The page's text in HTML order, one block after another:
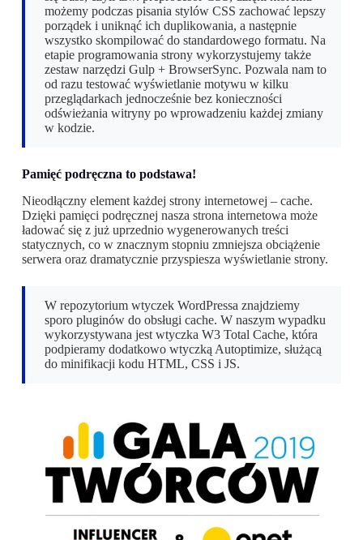
możemy podczas pisania stylów CSS zachować lepszy
porządek i uniknąć ich duplikowania, a następnie
wszystko skompilować do standardowego formatu. Na
etapie programowania strony wykorzystujemy także
zestaw narzędzi Gulp + BrowserSync. Pozwala nam to
od razu testować wyświetlanie motywu w kilku
przeglądarkach jednocześnie bez konieczności
odświeżania witryny po wprowadzeniu każdej zmiany
w kodzie.
Pamięć podręczna to podstawa!
Nieodłączny element każdej strony internetowej – cache.
Dzięki pamięci podręcznej nasza strona internetowa może
ładować się z już uprzednio wygenerowanych treści
statycznych, co w znacznym stopniu zmniejsza obciążenie
serwera oraz dramatycznie przyspiesza wyświetlanie strony.
W repozytorium wtyczek WordPressa znajdziemy
sporo pluginów do obsługi cache. W naszym wypadku
wykorzystywana jest wtyczka W3 Total Cache, która
podpieramy dodatkowo wtyczką Autoptimize, służącą
do minifikacji kodu HTML, CSS i JS.